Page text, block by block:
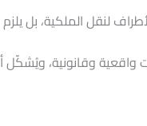
لنقل الملكية، بل
واقعية وقانونية،